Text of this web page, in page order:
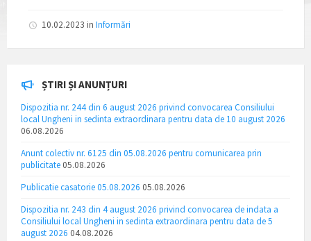
10.02.2023 in Informări
ȘTIRI ȘI ANUNȚURI
Dispozitia nr. 244 din 6 august 2026 privind convocarea Consiliului
local Ungheni in sedinta extraordinara pentru data de 10 august 2026
06.08.2026
Anunt colectiv nr. 6125 din 05.08.2026 pentru comunicarea prin
publicitate 05.08.2026
Publicatie casatorie 05.08.2026 05.08.2026
Dispozitia nr. 243 din 4 august 2026 privind convocarea de indata a
Consiliului local Ungheni in sedinta extraordinara pentru data de 5
august 2026 04.08.2026